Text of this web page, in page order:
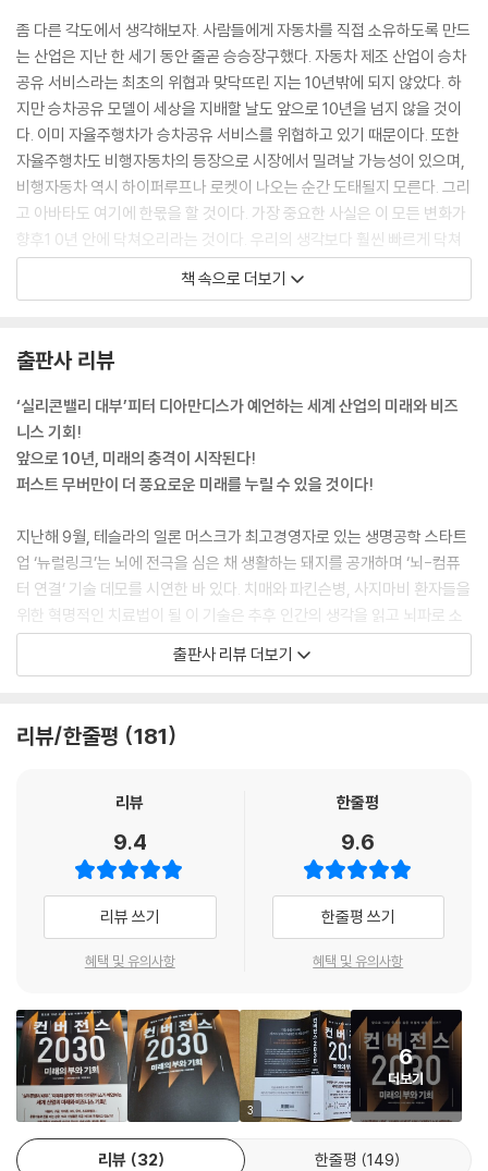
좀 다른 각도에서 생각해보자. 사람들에게 자동차를 직접 소유하도록 만드
는 산업은 지난 한 세기 동안 줄곧 승승장구했다. 자동차 제조 산업이 승차
공유 서비스라는 최초의 위협과 맞닥뜨린 지는 10년밖에 되지 않았다. 하
지만 승차공유 모델이 세상을 지배할 날도 앞으로 10년을 넘지 않을 것이
다. 이미 자율주행차가 승차공유 서비스를 위협하고 있기 때문이다. 또한
자율주행차도 비행자동차의 등장으로 시장에서 밀려날 가능성이 있으며,
비행자동차 역시 하이퍼루프나 로켓이 나오는 순간 도태될지 모른다. 그리
고 아바타도 여기에 한몫을 할 것이다. 가장 중요한 사실은 이 모든 변화가
향후1 0년 안에 닥쳐오리라는 것이다. 우리의 생각보다 훨씬 빠르게 닥쳐
올 미래의 세계로 당신을 초대한다.
--- chapter 1_ 기하급수 기술의 융합이 시작됐다
가지의 추가적 동력이다. 이들은 기하급수적 발전 단계에 놓인 기술들이
서로 융합하면서 부차적으로 형성한 ‘2차 효과’이자 혁신의 속도를 더욱 가
속화시키는 촉진제라고 할 수 있다. 각각의 동력은 독립적으로도 기능하지
만 다른 동력들과 복합적으로 작용할 때 진정한 효과를 발휘한다. 말하자
면 이 일곱 가지 동력은 인류의 미래라는 수학 방정식의 단계별 해법이자
에서는 우리 모두에 의해) 알고리즘이라고 볼 수 있다. 하나의 동력은 다른
동력에 영향을 받으면서 동시에 다른 동력을 더욱 증폭하는 역할을 한다.
그리고 이 모든 동력이 함께 작용하면서 기술 발전의 가속화를 더욱 가속
화한다. 그래서 우리 조상들이 평생에 걸쳐 경험했던 변화를 우리가 단 1년
만에 창조해낼 수 있는 것이다.
--- chapter 4_ 가속화의 가속화
놓여 있지 않은 것 같다. 2024년이 되면 미국의 최저임금은 시간당 15달
등장한 정도가 아니라 사회 곳곳에 없어서 안 될 존재로 자리 잡고 있다. 매
장의 소유주는 걸핏하면 아프고, 일터에 늦고, 부상당하기 쉬운 인간 직원
을 고용할 필요성을 느끼지 않게 될 것이다. 로봇은 연중무휴 24시간 일한
다. 휴가를 가지도 않고 화장실에 가기 위해 일을 멈추지 않는다. 의료보험
도 필요 없고 가족여행을 가지 않아도 된다. 그 말은 이런 추세가 계속된다
면 ‘기술 발전에 따른 실업’의 문제가 점점 큰 문제로 대두될 거라는(제3부
에서 이 주제를 더 다룰 예정이다) 뜻이다.
또한 인공지능 비서는 특정 줄거리에 대한 당신의 선호도를 당신 자신보다
더 잘 파악하게 될 것이다. 당신은 어떤 영화를 재미있게 봤다는 사실만 기
억하지만 인공지능은 당신이 그 영화를 ‘왜’ 즐겼는지 알고 있다. 이 시스템
은 언어의 의미 분석과 생체 반응을 바탕으로 영화 속의 특정 대사가 당신
에게서 강력한 향수를 불러일으킨 이유를 파악해낸다. 또 당신의 심장박
책 속으로 더보기
출판사 리뷰
‘실리콘밸리 대부’피터 디아만디스가 예언하는 세계 산업의 미래와 비즈
니스 기회!
앞으로 10년, 미래의 충격이 시작된다!
퍼스트 무버만이 더 풍요로운 미래를 누릴 수 있을 것이다!
지난해 9월, 테슬라의 일론 머스크가 최고경영자로 있는 생명공학 스타트
업 ‘뉴럴링크’는 뇌에 전극을 심은 채 생활하는 돼지를 공개하며 ‘뇌-컴퓨
터 연결’ 기술 데모를 시연한 바 있다. 치매와 파킨슨병, 사지마비 환자들을
위한 혁명적인 치료법이 될 이 기술은 추후 인간의 생각을 읽고 뇌파로 소
통하는 수준까지 나아가는 것을 목표로 삼고 있다. 같은 해 11월, 구글 산하
의 자율주행 개발 업체 웨이모는 세계 최초로 안전요원이 타지 않은 ‘완전
동차 기업 제너럴모터스의 자율주행 부문 자회사 ‘크루즈’ 역시 주정부로
및 가전 전시회 CES에서 미국 제약회사 화이자와 함께 알츠하이머 발병
드 업체 KFC는 최근 ‘실험실 배양육’으로 만든 치킨 너겟을 생산한다고 발
표한 바 있다. 세계 최대의 전자 상거래 업체 아마존은 창고에서 제품을 찾
는 로봇을 현장에 투입해 300명이 해내야 할 일을 단 25대의 로봇으로 대
체하고 있다. 전 세계 아마존 물류 센터에서 사용되는 로봇의 수는 현재 20
만 대가 넘으며 코로나 팬데믹 사태로 ‘인간 노동자’를 대체할 로봇의 수는
텔레파시 기술, 자율주행차, 건강진단 AI, 실험실 고기, 인간을 대체하는
로봇…. 2021년 현재, 지금 우리 주변에서 일어나고 있는 일들이다. 우리는
지금 영화 속에서나 가능할 법한 이런 기술들이 현실인 세상에 살고 있는
것이다. 이런 일이 가능해진 이유는 그동안 독립적으로 존재했던 여러 첨
단기술들이 서로 융합을 시작하며 과거보다 그 개발 속도가 빨라졌기 때문
이다. 그리고 기하급수적 발전이라는 이 기술들의 특징에 의해 그 속도는
점점 더 가속화될 일만 남았다. 앞으로 10년, 융합이라는 거대한 변화의 쓰
출판사 리뷰 더보기
리뷰/한줄평 181
리뷰
9.4
리뷰 쓰기
혜택 및 유의사항
한줄평
9.6
한줄평 쓰기
혜택 및 유의사항
3
6
더보기
리뷰 32 한줄평 149